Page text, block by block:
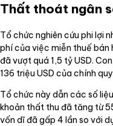
Thất thoát ngân
Tổ chức nghiên cứu phi lợi
phí của việc miễn thuế bán
đã vượt quá 1,5 tỷ USD.
136 triệu USD của chính
Tổ chức này dẫn các số
khoản thất thu đã tăng từ
vốn dĩ đã gấp 4 lần so với